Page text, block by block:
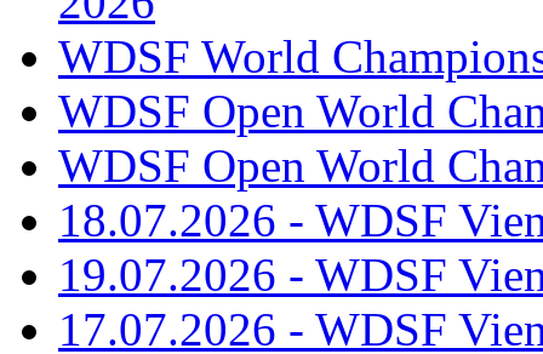
WDSF World
WDSF Open World
WDSF Open World
18.07.2026 - WDSF
19.07.2026 - WDSF
17.07.2026 - WDSF